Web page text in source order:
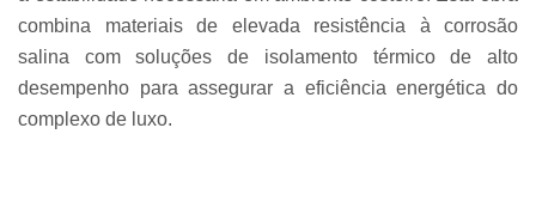
combina materiais de elevada resistência à corrosão
salina com soluções de isolamento térmico de alto
desempenho para assegurar a eficiência energética do
complexo de luxo.